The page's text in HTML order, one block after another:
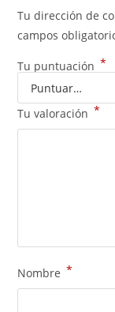
Tu dirección de
campos
Tu puntuación *
Tu valoración *
Nombre *